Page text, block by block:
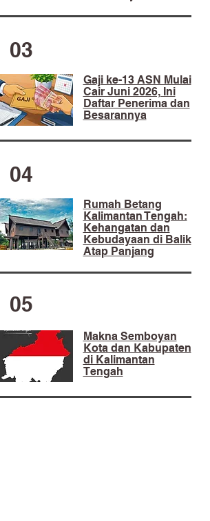
03
Gaji ke-13 ASN Mulai
Cair Juni 2026, Ini
Daftar Penerima dan
Besarannya
04
Rumah Betang
Kalimantan Tengah:
Kehangatan dan
Kebudayaan di Balik
Atap Panjang
05
Makna Semboyan
Kota dan Kabupaten
di Kalimantan
Tengah